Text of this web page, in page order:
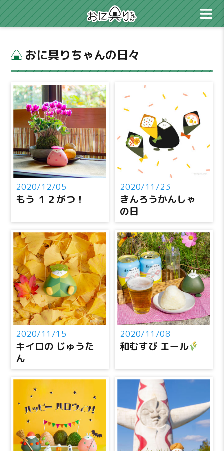
おに具りちゃんの日々
2020/12/05
もう １２がつ！
2020/11/23
きんろうかんしゃ
の日
2020/11/15
キイロの じゅうた
ん
2020/11/08
和むすび エール